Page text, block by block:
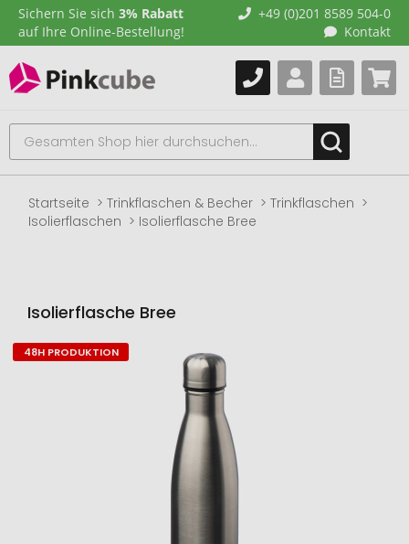
Sichern Sie sich 3% Rabatt
auf Ihre Online-Bestellung!
+49 (0)201 8589 504-0
Kontakt
Startseite Trinkflaschen & Becher
Trinkflaschen
Isolierflaschen
Isolierflasche Bree
Isolierflasche Bree
Zum
48H PRODUKTION